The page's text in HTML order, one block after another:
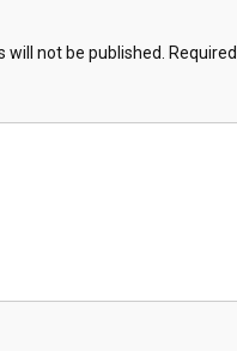
will not be published.